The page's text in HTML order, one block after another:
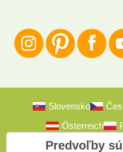
Slovensko
Österreich
Predvoľby